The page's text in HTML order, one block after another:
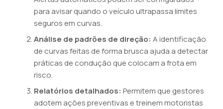
para avisar quando o veículo ultrapassa limites
seguros em curvas.
Análise de padrões de direção: A identificação
de curvas feitas de forma brusca ajuda a detectar
práticas de condução que colocam a frota em
risco.
Relatórios detalhados: Permitem que gestores
adotem ações preventivas e treinem motoristas